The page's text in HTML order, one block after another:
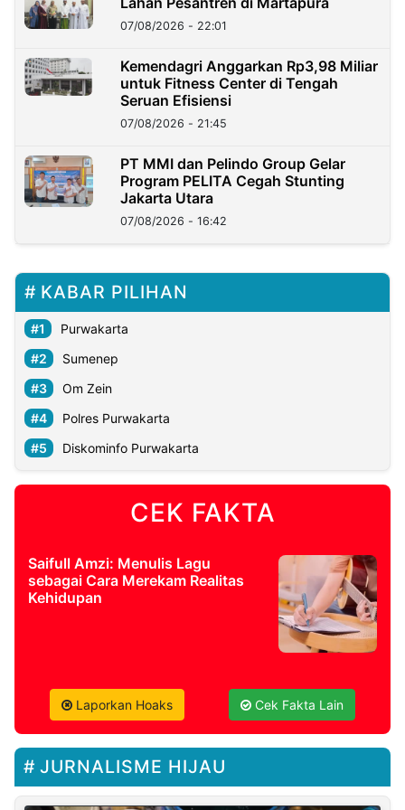
07/08/2026 - 22:01
Kemendagri Anggarkan Rp3,98 Miliar
untuk Fitness Center di Tengah
Seruan Efisiensi
07/08/2026 - 21:45
PT MMI dan Pelindo Group Gelar
Program PELITA Cegah Stunting
Jakarta Utara
07/08/2026 - 16:42
KABAR PILIHAN
Purwakarta
Sumenep
Om Zein
Polres Purwakarta
Diskominfo Purwakarta
CEK FAKTA
Saifull Amzi: Menulis Lagu
sebagai Cara Merekam Realitas
Kehidupan
Laporkan Hoaks Cek Fakta Lain
JURNALISME HIJAU